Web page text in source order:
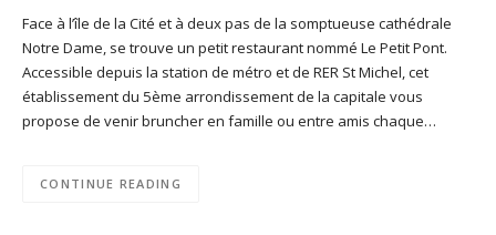
Face à l’île de la Cité et à deux pas de la somptueuse cathédrale
Notre Dame, se trouve un petit restaurant nommé Le Petit Pont.
Accessible depuis la station de métro et de RER St Michel, cet
établissement du 5ème arrondissement de la capitale vous
propose de venir bruncher en famille ou entre amis chaque…
CONTINUE READING